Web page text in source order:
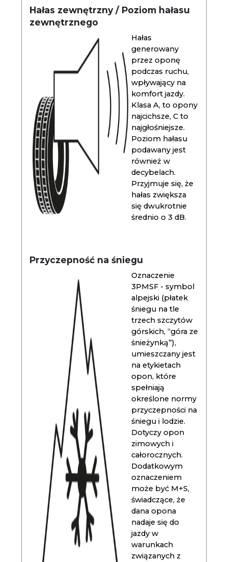
Hałas zewnętrzny / Poziom hałasu
zewnętrznego
Hałas
generowany
przez oponę
podczas ruchu,
wpływający na
komfort jazdy.
Klasa A, to opony
najcichsze, C to
najgłośniejsze.
Poziom hałasu
podawany jest
również w
decybelach.
Przyjmuje się, że
hałas zwiększa
się dwukrotnie
średnio o 3 dB.
Przyczepność na śniegu
Oznaczenie
3PMSF - symbol
alpejski (płatek
śniegu na tle
trzech szczytów
górskich, “góra ze
śnieżynką”),
umieszczany jest
na etykietach
opon, które
spełniają
określone normy
przyczepności na
śniegu i lodzie.
Dotyczy opon
zimowych i
całorocznych.
Dodatkowym
oznaczeniem
może być M+S,
świadczące, że
dana opona
nadaje się do
jazdy w
warunkach
związanych z